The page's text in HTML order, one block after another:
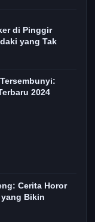
di Pinggir
yang Tak
2024
Cerita Horor
yang Bikin